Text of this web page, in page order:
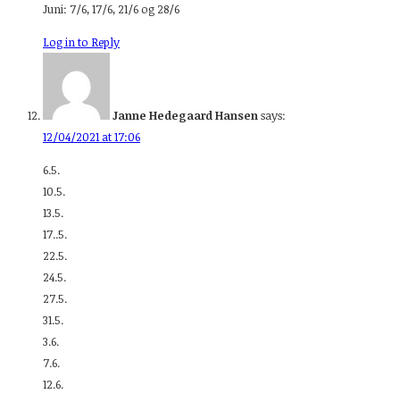
Juni: 7/6, 17/6, 21/6 og 28/6
Log in to Reply
Janne Hedegaard Hansensays:
12/04/2021 at 17:06
6.5.
10.5.
13.5.
17..5.
22.5.
24.5.
27.5.
31.5.
3.6.
7.6.
12.6.